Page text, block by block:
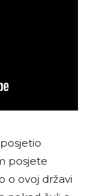
posjete
o ovoj državi